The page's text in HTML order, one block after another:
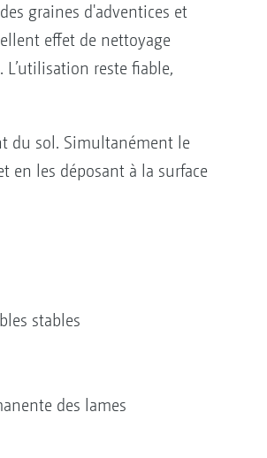
graines d'adventices et
effet de nettoyage
reste fiable,
du sol. Simultanément le
en les déposant à la surface
stables
des lames